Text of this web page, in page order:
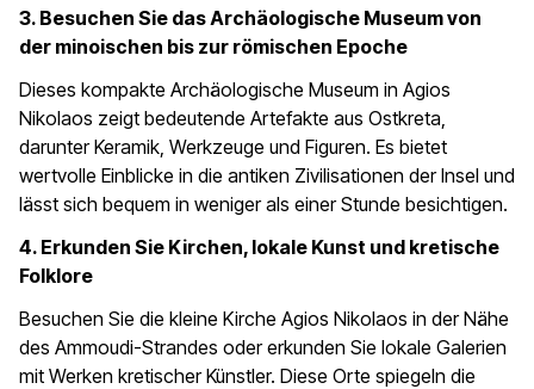
3. Besuchen Sie das Archäologische Museum von
der minoischen bis zur römischen Epoche
Dieses kompakte Archäologische Museum in Agios
Nikolaos zeigt bedeutende Artefakte aus Ostkreta,
darunter Keramik, Werkzeuge und Figuren. Es bietet
wertvolle Einblicke in die antiken Zivilisationen der Insel und
lässt sich bequem in weniger als einer Stunde besichtigen.
4. Erkunden Sie Kirchen, lokale Kunst und kretische
Folklore
Besuchen Sie die kleine Kirche Agios Nikolaos in der Nähe
des Ammoudi-Strandes oder erkunden Sie lokale Galerien
mit Werken kretischer Künstler. Diese Orte spiegeln die